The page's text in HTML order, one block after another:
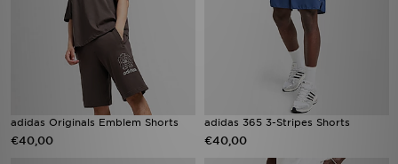
adidas Originals Emblem Shorts
€40,00
adidas 365 3-Stripes Shorts
€40,00